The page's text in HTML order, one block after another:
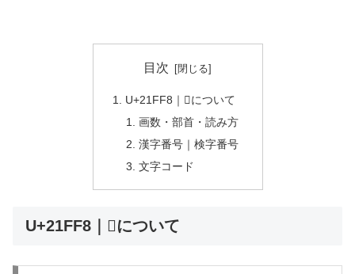
目次
U+21FF8｜𡿸について
画数・部首・読み方
漢字番号｜検字番号
文字コード
U+21FF8｜𡿸について